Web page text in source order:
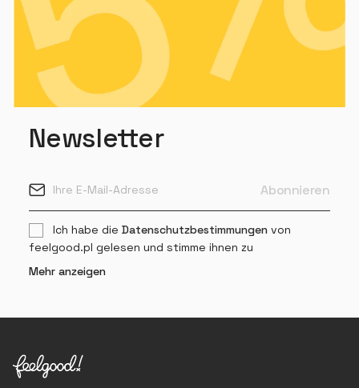
Newsletter
Ich habe die Datenschutzbestimmungenvon
feelgood.pl gelesen und stimme ihnen zu
Mehr anzeigen